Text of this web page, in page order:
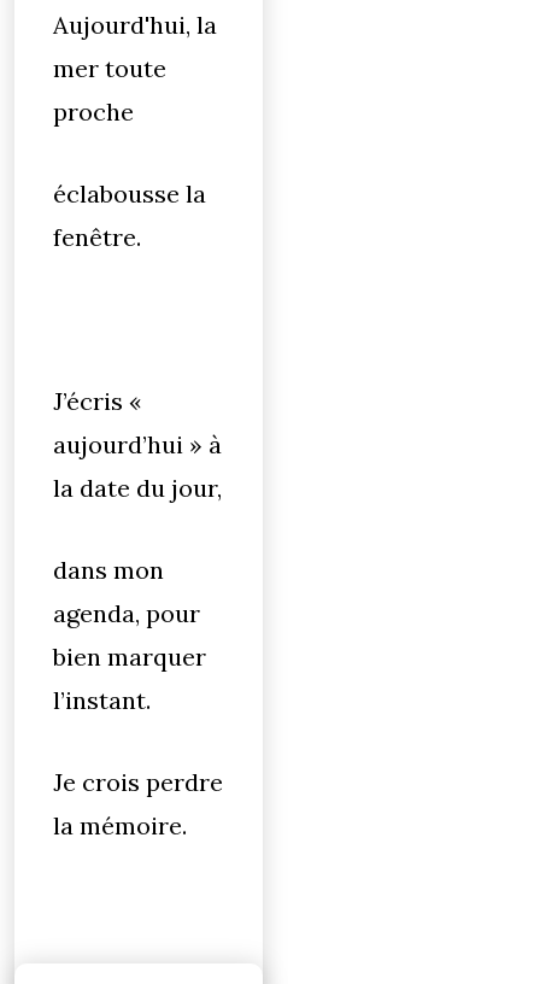
Aujourd'hui, la
mer toute
proche
éclabousse la
fenêtre.
J’écris «
aujourd’hui » à
la date du jour,
dans mon
agenda, pour
bien marquer
l’instant.
Je crois perdre
la mémoire.